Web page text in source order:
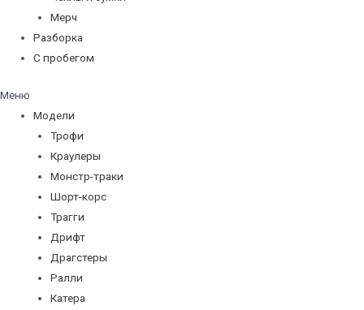
Мерч
Разборка
С пробегом
Меню
Модели
Трофи
Краулеры
Монстр-траки
Шорт-корс
Трагги
Дрифт
Драгстеры
Ралли
Катера